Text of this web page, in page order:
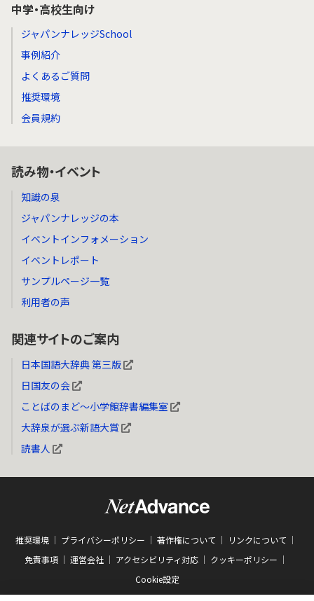
中学・高校生向け
ジャパンナレッジSchool
事例紹介
よくあるご質問
推奨環境
会員規約
読み物・イベント
知識の泉
ジャパンナレッジの本
イベントインフォメーション
イベントレポート
サンプルページ一覧
利用者の声
関連サイトのご案内
日本国語大辞典 第三版
日国友の会
ことばのまど～小学館辞書編集室
大辞泉が選ぶ新語大賞
読書人
推奨環境 プライバシーポリシー 著作権について
リンクについて
免責事項
運営会社 アクセシビリティ対応
クッキーポリシー
Cookie設定